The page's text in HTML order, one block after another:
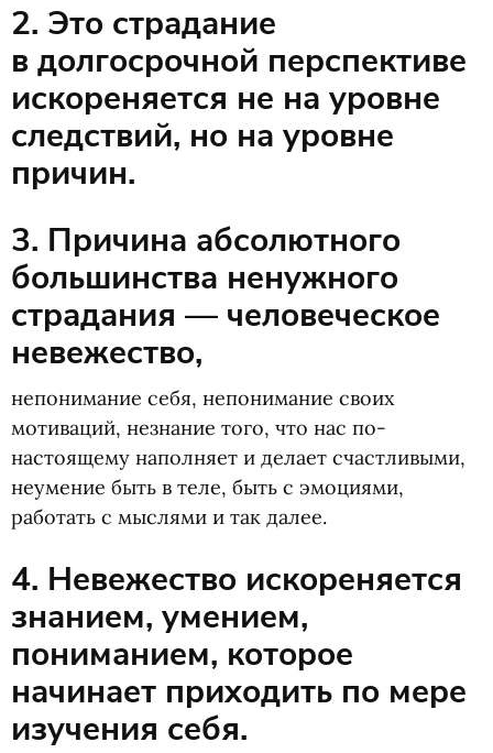
2. Это страдание
в долгосрочной перспективе
искореняется не на уровне
следствий, но на уровне
причин.
3. Причина абсолютного
большинства ненужного
страдания — человеческое
невежество,
непонимание себя, непонимание своих
мотиваций, незнание того, что нас по-
настоящему наполняет и делает счастливыми,
неумение быть в теле, быть с эмоциями,
работать с мыслями и так далее.
4. Невежество искореняется
знанием, умением,
пониманием, которое
начинает приходить по мере
изучения себя.